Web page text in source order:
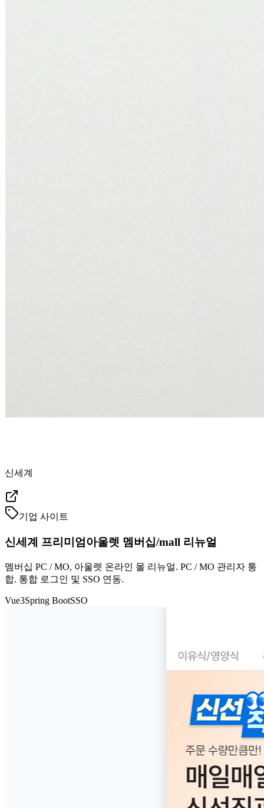
신세계
기업 사이트
신세계 프리미엄아울렛 멤버십/mall 리뉴얼
멤버십 PC / MO, 아울렛 온라인 몰 리뉴얼. PC / MO 관리자 통
합. 통합 로그인 및 SSO 연동.
Vue3Spring BootSSO